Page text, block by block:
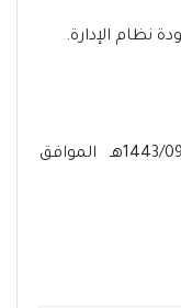
الإدارة.
متاح من اليوم الثلاثاء بتاريخ 1443/09/18هـ الموافق